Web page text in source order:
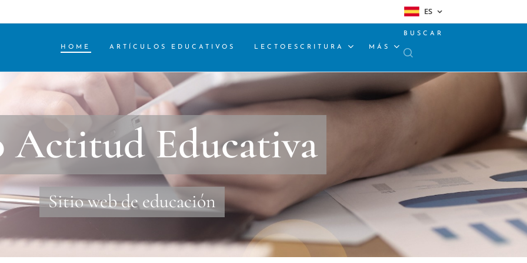
ES
HOME ARTÍCULOS EDUCATIVOS LECTOESCRITURA MÁS
BUSCAR
Actitud Educativa
Sitio web de educación